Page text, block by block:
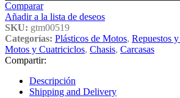
Comparar
Añadir a la lista de deseos
SKU: gtm00519
Categorías: Plásticos de Motos, Repuestos
Motos y Cuatriciclos, Chasis, Carcasas
Compartir:
Descripción
Shipping and Delivery